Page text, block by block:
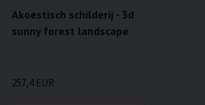
Akoestisch schilderij - 3d
sunny forest landscape
257,4 EUR